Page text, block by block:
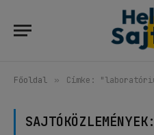
Főoldal » Címke:
SAJTÓKÖZLEMÉNYEK: